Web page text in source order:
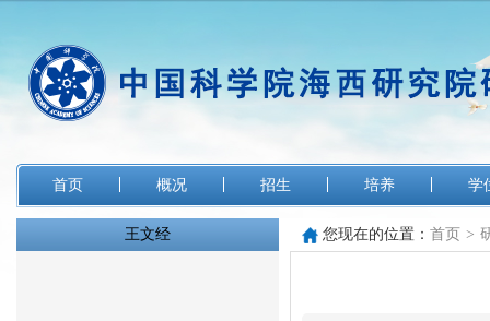
首页 概况 招生 培养 学
王文经 您现在的位置： 首页 >